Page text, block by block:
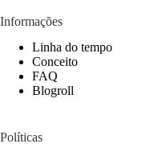
Informações
Linha do tempo
Conceito
FAQ
Blogroll
Políticas